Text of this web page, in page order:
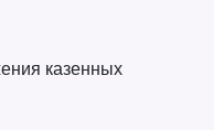
казенных